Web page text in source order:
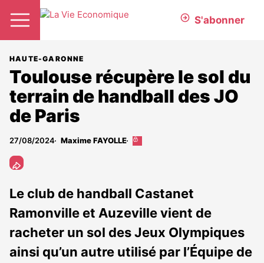
S'abonner
HAUTE-GARONNE
Toulouse récupère le sol du
terrain de handball des JO
de Paris
27/08/2024 Maxime FAYOLLE
Cet
aux
abonnés
Le club de handball Castanet
Ramonville et Auzeville vient de
racheter un sol des Jeux Olympiques
ainsi qu’un autre utilisé par l’Équipe de